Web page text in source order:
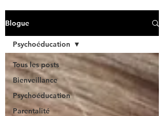
Blogue
Tous les posts
Bienveillance
Psychoéducation
Parentalité
Psychoéducation